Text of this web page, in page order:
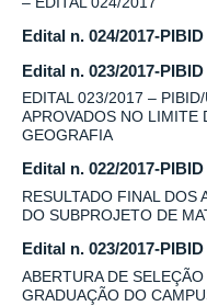
Edital n. 024/2017-PIBID
Edital n. 023/2017-PIBID
EDITAL 023/2017 –
APROVADOS NO LIMITE
GEOGRAFIA
Edital n. 022/2017-PIBID
RESULTADO FINAL DOS
DO SUBPROJETO DE
Edital n. 023/2017-PIBID
ABERTURA DE
GRADUAÇÃO DO